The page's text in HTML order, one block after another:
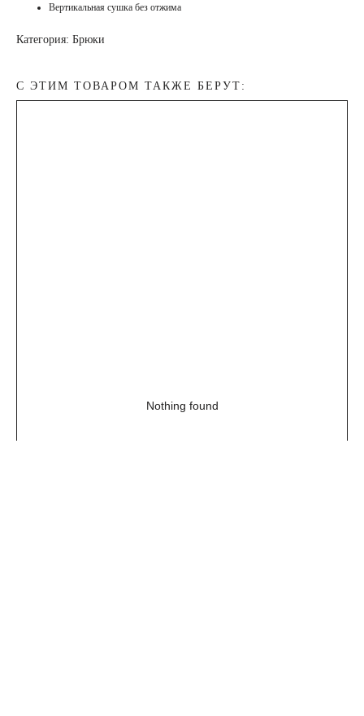
Вертикальная сушка без отжима
Категория: Брюки
С ЭТИМ ТОВАРОМ ТАКЖЕ БЕРУТ:
Nothing found